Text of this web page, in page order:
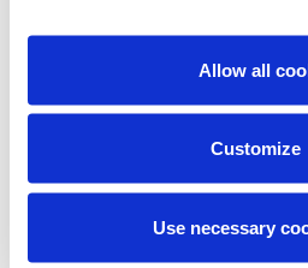
Allow all
Customize
Use necessary
Como os dados são o coração
e têm papel crucial para os
precisam encontrar formas de
informações vindas de fontes
a extrair apenas as
para seus negócios, mantendo